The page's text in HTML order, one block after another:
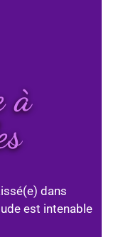
à
dans
est intenable